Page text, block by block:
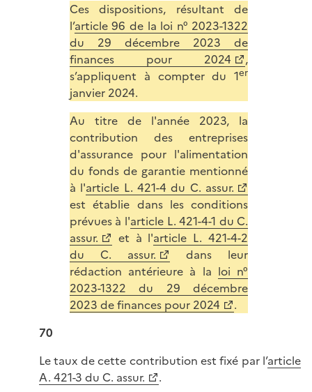
Ces dispositions, résultant de
l’article 96 de la loi n° 2023-1322
du 29 décembre 2023 de
finances pour 2024
,
s’appliquent à compter du 1er
janvier 2024.
Au titre de l'année 2023, la
contribution des entreprises
d'assurance pour l'alimentation
du fonds de garantie mentionné
à l'article L. 421-4 du C. assur.
est établie dans les conditions
prévues à l'article L. 421-4-1 du C.
assur.
et à l'article L. 421-4-2
du C. assur.
dans leur
rédaction antérieure à la loi n°
2023-1322 du 29 décembre
2023 de finances pour 2024
.
70
Le taux de cette contribution est fixé par l’article
A. 421-3 du C. assur.
.